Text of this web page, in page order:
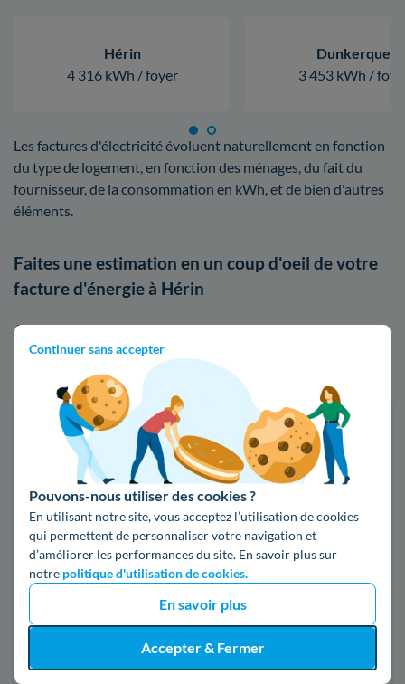
Continuer sans accepter
Pouvons-nous utiliser des cookies ?
En utilisant notre site, vous acceptez l’utilisation de cookies
qui permettent de personnaliser votre navigation et
d’améliorer les performances du site. En savoir plus sur
notre politique d'utilisation de cookies.
En savoir plus
Accepter & Fermer
Hérin
4 316 kWh / foyer
Dunkerque
3 453 kWh /
Les factures d'électricité évoluent naturellement en fonction
du type de logement, en fonction des ménages, du fait du
fournisseur, de la consommation en kWh, et de bien d'autres
éléments.
Faites une estimation en un coup d'oeil de votre
facture d'énergie à Hérin
Afin de voir par vous-même les écarts de tarifs entre EDF et
les autres fournisseurs d'énergie, n'hésitez pas à utiliser notre
comparateur d'offres d'électricité ou de gaz :
Faites des économies sur vos factures d'énergie
Je compare
Électricité Gaz naturel
Code postal
59195 (HERIN)
Pour mon